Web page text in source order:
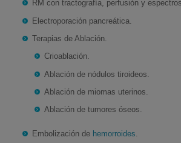
RM con tractografía, perfusión y
Electroporación pancreática.
Terapias de Ablación.
Crioablación.
Ablación de nódulos tiroideos.
Ablación de miomas uterinos.
Ablación de tumores óseos.
Embolización de hemorroides.